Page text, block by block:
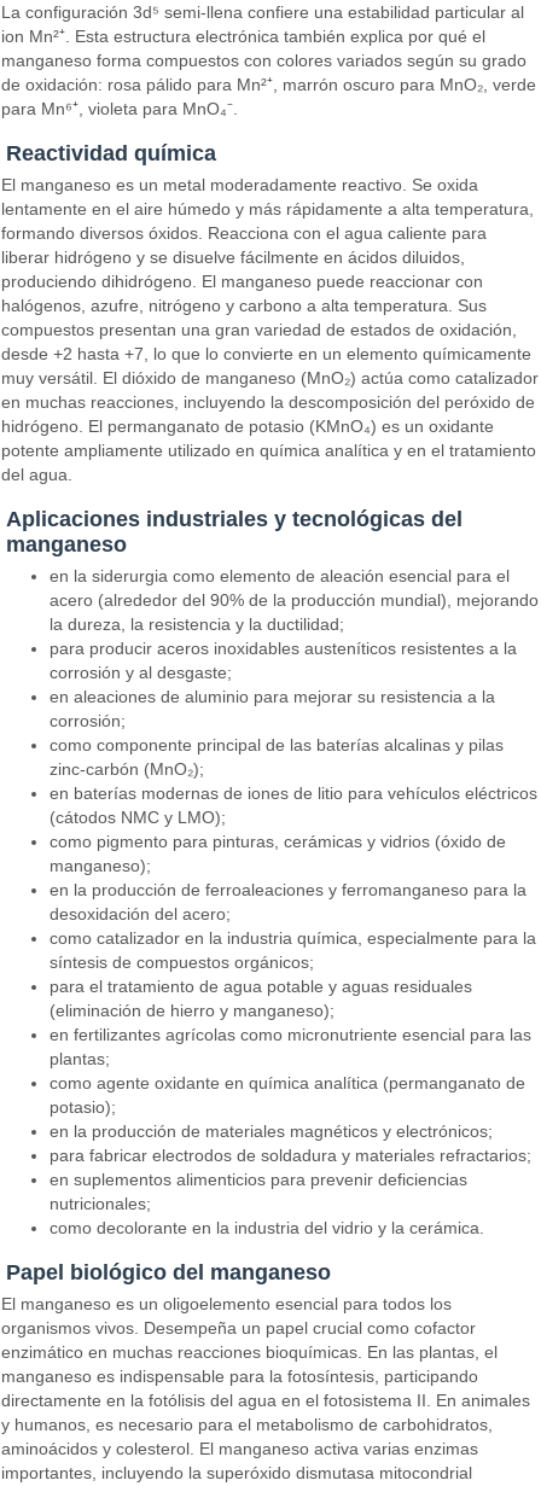
La configuración 3d⁵ semi-llena confiere una estabilidad particular al
ion Mn²⁺. Esta estructura electrónica también explica por qué el
manganeso forma compuestos con colores variados según su grado
de oxidación: rosa pálido para Mn²⁺, marrón oscuro para MnO₂, verde
para Mn⁶⁺, violeta para MnO₄⁻.
Reactividad química
El manganeso es un metal moderadamente reactivo. Se oxida
lentamente en el aire húmedo y más rápidamente a alta temperatura,
formando diversos óxidos. Reacciona con el agua caliente para
liberar hidrógeno y se disuelve fácilmente en ácidos diluidos,
produciendo dihidrógeno. El manganeso puede reaccionar con
halógenos, azufre, nitrógeno y carbono a alta temperatura. Sus
compuestos presentan una gran variedad de estados de oxidación,
desde +2 hasta +7, lo que lo convierte en un elemento químicamente
muy versátil. El dióxido de manganeso (MnO₂) actúa como catalizador
en muchas reacciones, incluyendo la descomposición del peróxido de
hidrógeno. El permanganato de potasio (KMnO₄) es un oxidante
potente ampliamente utilizado en química analítica y en el tratamiento
del agua.
Aplicaciones industriales y tecnológicas del
manganeso
en la siderurgia como elemento de aleación esencial para el
acero (alrededor del 90% de la producción mundial), mejorando
la dureza, la resistencia y la ductilidad;
para producir aceros inoxidables austeníticos resistentes a la
corrosión y al desgaste;
en aleaciones de aluminio para mejorar su resistencia a la
corrosión;
como componente principal de las baterías alcalinas y pilas
zinc-carbón (MnO₂);
en baterías modernas de iones de litio para vehículos eléctricos
(cátodos NMC y LMO);
como pigmento para pinturas, cerámicas y vidrios (óxido de
manganeso);
en la producción de ferroaleaciones y ferromanganeso para la
desoxidación del acero;
como catalizador en la industria química, especialmente para la
síntesis de compuestos orgánicos;
para el tratamiento de agua potable y aguas residuales
(eliminación de hierro y manganeso);
en fertilizantes agrícolas como micronutriente esencial para las
plantas;
como agente oxidante en química analítica (permanganato de
potasio);
en la producción de materiales magnéticos y electrónicos;
para fabricar electrodos de soldadura y materiales refractarios;
en suplementos alimenticios para prevenir deficiencias
nutricionales;
como decolorante en la industria del vidrio y la cerámica.
Papel biológico del manganeso
El manganeso es un oligoelemento esencial para todos los
organismos vivos. Desempeña un papel crucial como cofactor
enzimático en muchas reacciones bioquímicas. En las plantas, el
manganeso es indispensable para la fotosíntesis, participando
directamente en la fotólisis del agua en el fotosistema II. En animales
y humanos, es necesario para el metabolismo de carbohidratos,
aminoácidos y colesterol. El manganeso activa varias enzimas
importantes, incluyendo la superóxido dismutasa mitocondrial